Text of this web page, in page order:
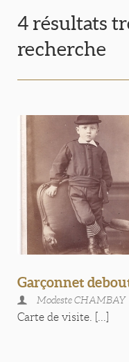
4 résultats
recherche
Garçonnet
Modeste CHAMBAY
Carte de visite. [...]